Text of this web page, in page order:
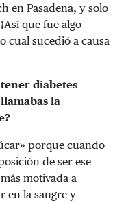
en Pasadena, y solo
que fue algo
cual sucedió a causa
diabetes
la
porque cuando
de ser ese
motivada a
en la sangre y